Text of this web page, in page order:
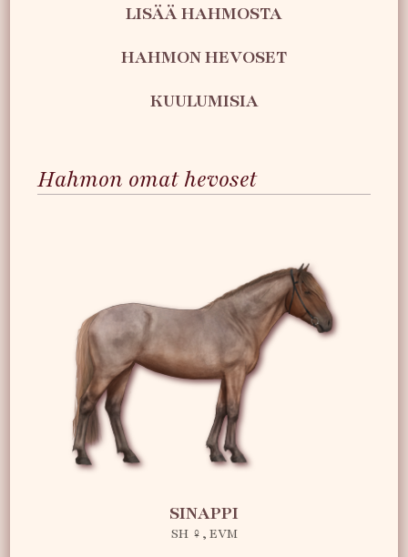
LISÄÄ HAHMOSTA
HAHMON HEVOSET
KUULUMISIA
Hahmon omat hevoset
SINAPPI
SH ♀, EVM